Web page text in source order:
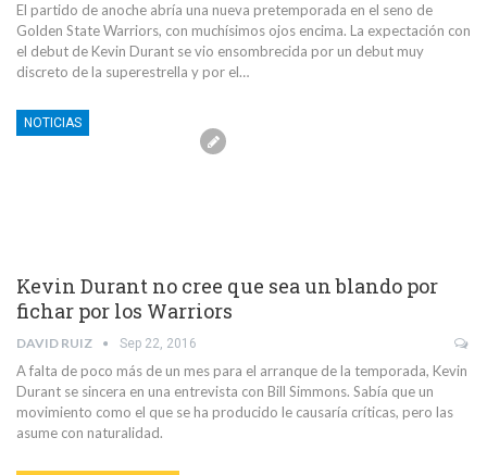
El partido de anoche abría una nueva pretemporada en el seno de
Golden State Warriors, con muchísimos ojos encima. La expectación con
el debut de Kevin Durant se vio ensombrecida por un debut muy
discreto de la superestrella y por el…
NOTICIAS
Kevin Durant no cree que sea un blando por
fichar por los Warriors
DAVID RUIZ Sep 22, 2016
A falta de poco más de un mes para el arranque de la temporada, Kevin
Durant se sincera en una entrevista con Bill Simmons. Sabía que un
movimiento como el que se ha producido le causaría críticas, pero las
asume con naturalidad.